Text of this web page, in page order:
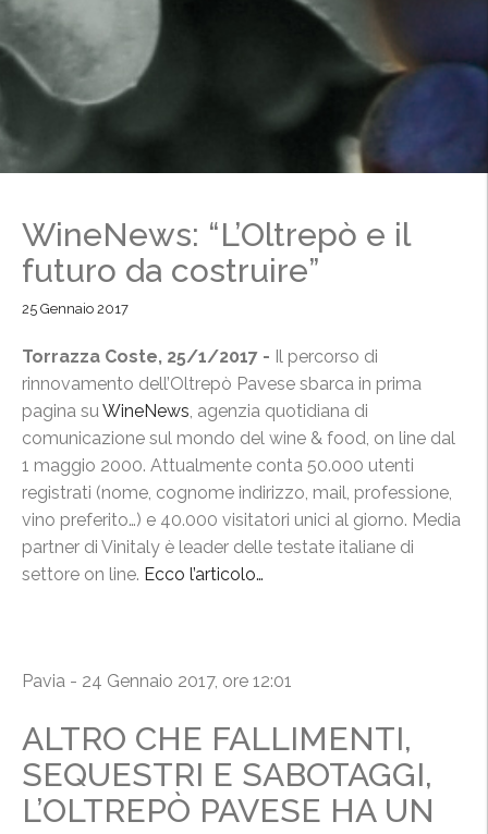
WineNews: “L’Oltrepò e il
futuro da costruire”
25 Gennaio 2017
Torrazza Coste, 25/1/2017 - Il percorso di
rinnovamento dell’Oltrepò Pavese sbarca in prima
pagina su WineNews , agenzia quotidiana di
comunicazione sul mondo del wine & food, on line dal
1 maggio 2000. Attualmente conta 50.000 utenti
registrati (nome, cognome indirizzo, mail, professione,
vino preferito…) e 40.000 visitatori unici al giorno. Media
partner di Vinitaly è leader delle testate italiane di
settore on line. Ecco l’articolo…
Pavia - 24 Gennaio 2017, ore 12:01
ALTRO CHE FALLIMENTI,
SEQUESTRI E SABOTAGGI,
L’OLTREPÒ PAVESE HA UN